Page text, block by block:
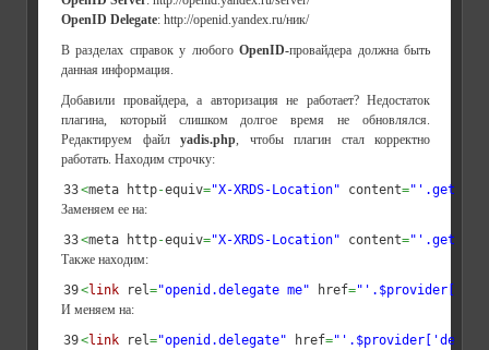
OpenID Delegate: http://openid.yandex.ru/ник/
В разделах справок у любогоOpenID-провайдера должна быть
данная информация.
Добавили провайдера, а авторизация не работает? Недостаток
плагина, который слишком долгое время не обновлялся.
Редактируем файл yadis.php , чтобы плагин стал корректно
работать. Находим строчку:
<meta http-equiv="X-XRDS-Location" content=
Заменяем ее на:
<meta http-equiv="X-XRDS-Location" content=
Также находим:
<link rel ="openid.delegate me" href=
И меняем на:
<link rel ="openid.delegate" href=